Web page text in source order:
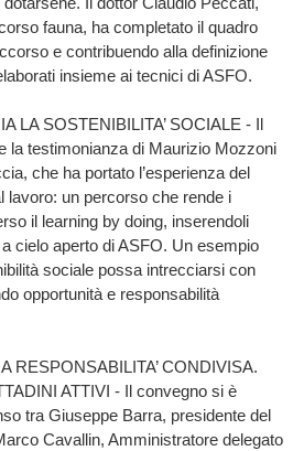
fauna, ha completato il quadro
e contribuendo alla definizione
insieme ai tecnici di ASFO.
LA SOSTENIBILITA’ SOCIALE - Il
la testimonianza di Maurizio Mozzoni
che ha portato l’esperienza del
lavoro: un percorso che rende i
il learning by doing, inserendoli
cielo aperto di ASFO. Un esempio
sociale possa intrecciarsi con
opportunità e responsabilità
RESPONSABILITA’ CONDIVISA.
ATTIVI - Il convegno si è
tra Giuseppe Barra, presidente del
Cavallin, Amministratore delegato